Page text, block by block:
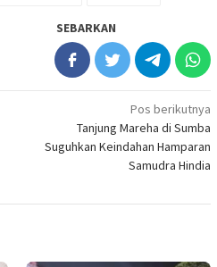
SEBARKAN
Pos berikutnya
Tanjung Mareha di Sumba
Suguhkan Keindahan Hamparan
Samudra Hindia